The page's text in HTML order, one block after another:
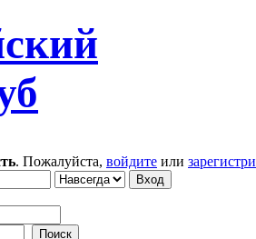
. Пожалуйста, войдите или